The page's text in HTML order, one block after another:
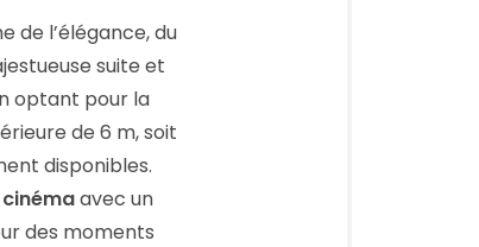
de l’élégance, du
suite et
optant pour la
de 6 m, soit
disponibles.
avec un
des moments